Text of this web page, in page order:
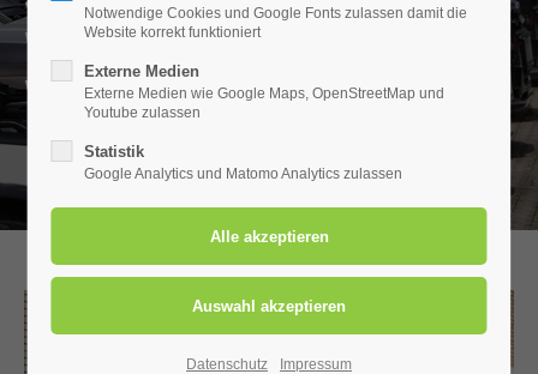
Der Eintrag "offcanvas-col3" existiert leider nicht.
Der Eintrag "offcanvas-col4" existiert leider nicht.
WIR TUN WAS WIR SAGEN, UND
WIR SAGEN WAS WIR TUN.
Notwendige Cookies und Google Fonts zulassen damit die
Website korrekt funktioniert
Externe Medien
Externe Medien wie Google Maps, OpenStreetMap und
Youtube zulassen
Statistik
Google Analytics und Matomo Analytics zulassen
Datenschutz Impressum